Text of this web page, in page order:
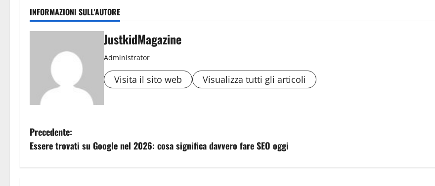
INFORMAZIONI SULL'AUTORE
JustkidMagazine
Administrator
Visita il sito web Visualizza tutti gli articoli
N
a
Precedente:
Essere trovati su Google nel 2026: cosa significa davvero fare SEO oggi